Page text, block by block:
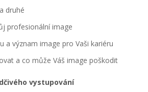
druhé
profesionální image
a význam image pro Vaši kariéru
a co může Váš image poškodit
vystupování